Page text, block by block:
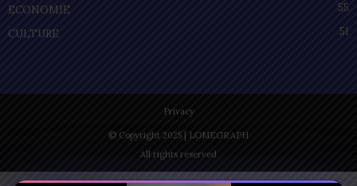
ECONOMIE
55
CULTURE
51
Privacy
© Copyright 2025 | LOMEGRAPH
All rights reserved